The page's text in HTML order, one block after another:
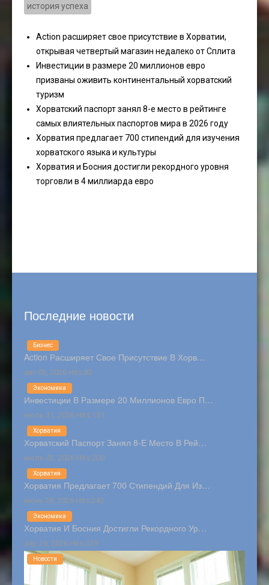
история успеха
Action расширяет свое присутствие в Хорватии,
открывая четвертый магазин недалеко от Сплита
Инвестиции в размере 20 миллионов евро
призваны оживить континентальный хорватский
туризм
Хорватский паспорт занял 8-е место в рейтинге
самых влиятельных паспортов мира в 2026 году
Хорватия предлагает 700 стипендий для изучения
хорватского языка и культуры
Хорватия и Босния достигли рекордного уровня
торговли в 4 миллиарда евро
Последние новости
Action Расширяет Свое Присутствие В Хорв…
авг 03, 2026 Hits:82
Бизнес
Инвестиции В Размере 20 Миллионов Евро П…
июль 31, 2026 Hits:151
Экономика
Хорватский Паспорт Занял 8-Е Место В Рей…
июль 03, 2026 Hits:200
Хорватия
Хорватия Предлагает 700 Стипендий Для Из…
июнь 28, 2026 Hits:242
Хорватия
Хорватия И Босния Достигли Рекордного Ур…
апр 26, 2026 Hits:329
Экономика
Новости